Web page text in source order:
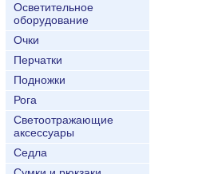
Осветительное
оборудование
Очки
Перчатки
Подножки
Рога
Светоотражающие
аксессуары
Седла